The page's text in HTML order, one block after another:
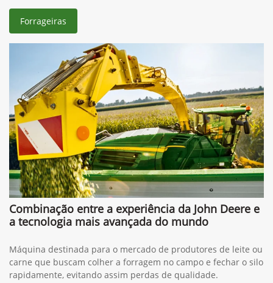
Forrageiras
Combinação entre a experiência da John Deere e
a tecnologia mais avançada do mundo
Máquina destinada para o mercado de produtores de leite ou
carne que buscam colher a forragem no campo e fechar o silo
rapidamente, evitando assim perdas de qualidade.